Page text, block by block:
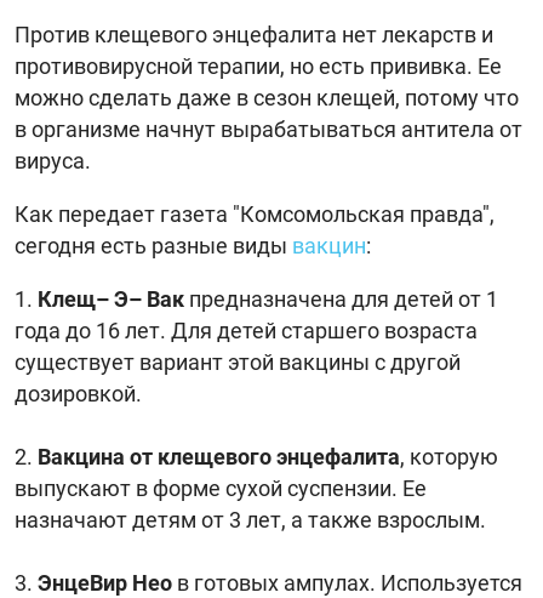
Против клещевого энцефалита нет лекарств и
противовирусной терапии, но есть прививка. Ее
можно сделать даже в сезон клещей, потому что
в организме начнут вырабатываться антитела от
вируса.
Как передает газета "Комсомольская правда",
сегодня есть разные виды вакцин:
Клещ– Э– Вак предназначена для детей от 1
года до 16 лет. Для детей старшего возраста
существует вариант этой вакцины с другой
дозировкой.
Вакцина от клещевого энцефалита, которую
выпускают в форме сухой суспензии. Ее
назначают детям от 3 лет, а также взрослым.
ЭнцеВир Нео в готовых ампулах. Используется